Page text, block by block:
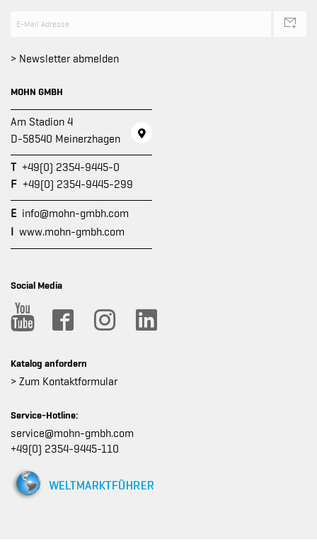
> Newsletter abmelden
MOHN GMBH
Am Stadion 4
D-58540 Meinerzhagen
T +49(0) 2354-9445-0
F +49(0) 2354-9445-299
E info@mohn-gmbh.com
I www.mohn-gmbh.com
Social Media
Katalog anfordern
> Zum Kontaktformular
Service-Hotline:
service@mohn-gmbh.com
+49(0) 2354-9445-110